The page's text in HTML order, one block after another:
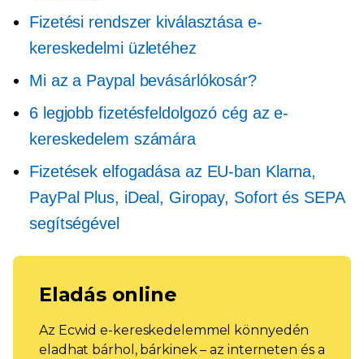
Fizetési rendszer kiválasztása e-
kereskedelmi üzletéhez
Mi az a Paypal bevásárlókosár?
6 legjobb fizetésfeldolgozó cég az e-
kereskedelem számára
Fizetések elfogadása az EU-ban Klarna,
PayPal Plus, iDeal, Giropay, Sofort és SEPA
segítségével
Eladás online
Az Ecwid e-kereskedelemmel könnyedén
eladhat bárhol, bárkinek – az interneten és a